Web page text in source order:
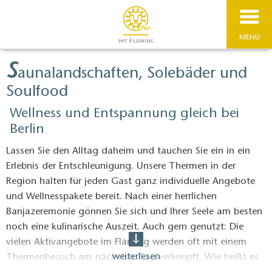
MENÜ
Saunalandschaften, Solebäder und
Soulfood
Wellness und Entspannung gleich bei
Berlin
Lassen Sie den Alltag daheim und tauchen Sie ein in ein
Erlebnis der Entschleunigung. Unsere Thermen in der
Region halten für jeden Gast ganz individuelle Angebote
und Wellnesspakete bereit. Nach einer herrlichen
Banjazeremonie gönnen Sie sich und Ihrer Seele am besten
noch eine kulinarische Auszeit. Auch gern genutzt: Die
vielen Aktivangebote im Fläming werden oft mit einem
Thermenbesuch am nächsten Tag verknüpft. Wie heißt es
weiterlesen